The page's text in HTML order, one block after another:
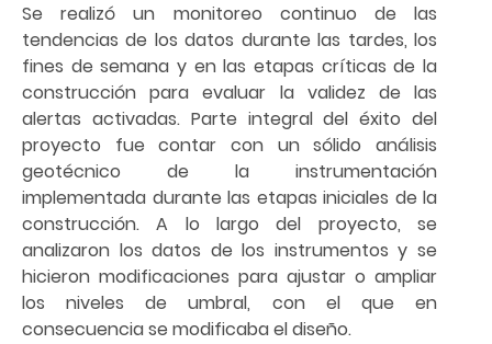
Se realizó un monitoreo continuo de las
tendencias de los datos durante las tardes, los
fines de semana y en las etapas críticas de la
construcción para evaluar la validez de las
alertas activadas. Parte integral del éxito del
proyecto fue contar con un sólido análisis
geotécnico de la instrumentación
implementada durante las etapas iniciales de la
construcción. A lo largo del proyecto, se
analizaron los datos de los instrumentos y se
hicieron modificaciones para ajustar o ampliar
los niveles de umbral, con el que en
consecuencia se modificaba el diseño.